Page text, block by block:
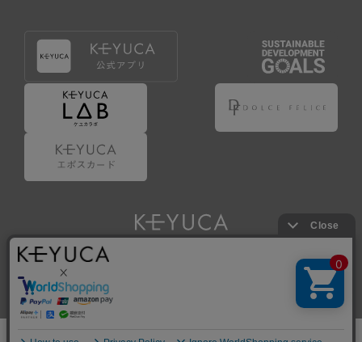
Copyright © KAWAJUN Co., Ltd. All Rights Reserved.